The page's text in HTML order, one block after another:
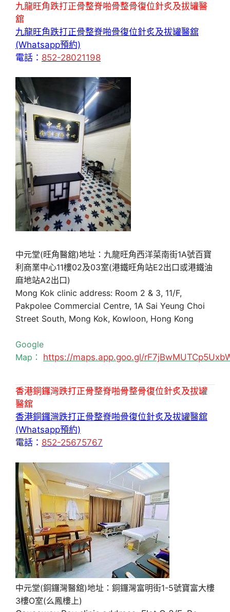
九龍旺角跌打正骨整脊啪骨整骨復位針炙及拔罐醫
舘
九龍旺角跌打正骨整脊啪骨復位針炙及拔罐醫舘
(Whatsapp預約)
電話： 852-28021198
中元堂(旺角醫舘)地址：九龍旺角西洋菜南街1A號百寶
利商業中心11樓02及03室(港鐵旺角站E2出口或港鐵油
麻地站A2出口)
Mong Kok clinic address: Room 2 & 3, 11/F,
Pakpolee Commercial Centre, 1A Sai Yeung Choi
Street South, Mong Kok, Kowloon, Hong Kong
Google
Map： https://maps.app.goo.gl/
香港銅鑼灣跌打正骨整脊啪骨整骨復位針炙及拔罐
醫舘
香港銅鑼灣跌打正骨整脊啪骨復位針炙及拔罐醫舘
(Whatsapp預約)
電話： 852-25675767
中元堂(銅鑼灣醫舘)地址：銅鑼灣富明街1-5號寶富大樓
3樓O室(么鳳樓上)